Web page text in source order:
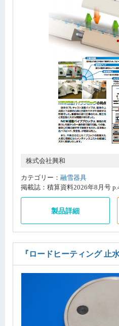
株式会社興和
カテゴリー： 融雪器具
掲載誌：積算資料2026年8月号
製品詳細
『ロードヒーティング 止